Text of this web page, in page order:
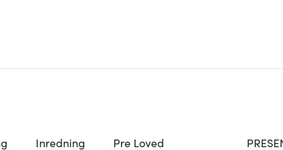
Inredning Pre Loved